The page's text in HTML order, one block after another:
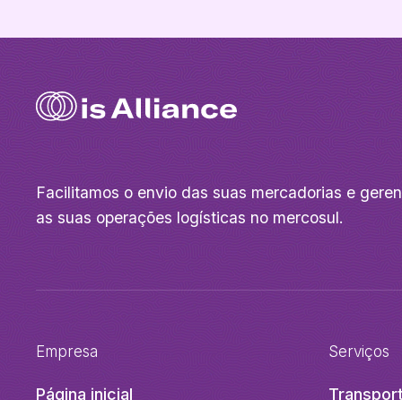
Facilitamos o envio das suas mercadorias e
as suas operações logísticas no mercosul.
Empresa
Página inicial
Serviços